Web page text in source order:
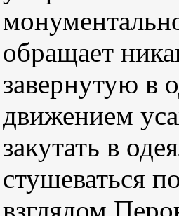
обращает
завернутую в
движением
закутать в
стушеваться